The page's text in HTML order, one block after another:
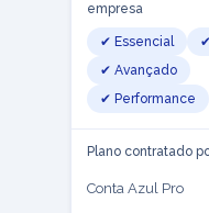
empresa
✔ Essencial
✔ Avançado
✔ Performance
Plano contratado
Conta Azul Pro